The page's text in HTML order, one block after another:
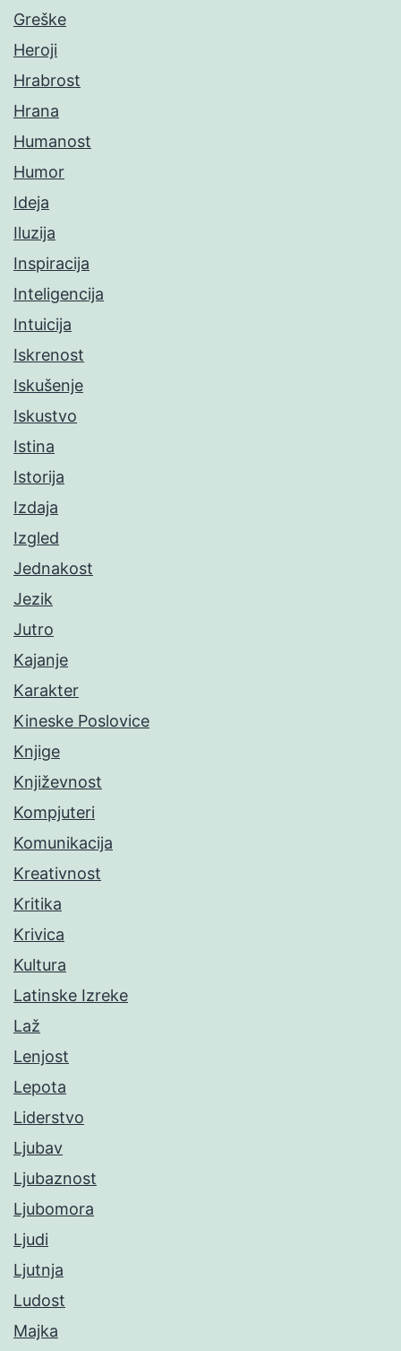
Greške
Heroji
Hrabrost
Hrana
Humanost
Humor
Ideja
Iluzija
Inspiracija
Inteligencija
Intuicija
Iskrenost
Iskušenje
Iskustvo
Istina
Istorija
Izdaja
Izgled
Jednakost
Jezik
Jutro
Kajanje
Karakter
Kineske Poslovice
Knjige
Književnost
Kompjuteri
Komunikacija
Kreativnost
Kritika
Krivica
Kultura
Latinske Izreke
Laž
Lenjost
Lepota
Liderstvo
Ljubav
Ljubaznost
Ljubomora
Ljudi
Ljutnja
Ludost
Majka